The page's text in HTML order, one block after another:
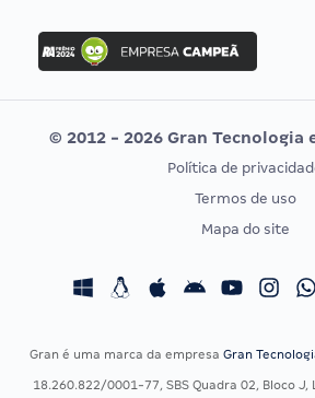
Concurso Ibama
Concurso MPU
Editais publicados
Vunesp
CONCURSOS POR PROFISSÃO
Concursos Fiscais
EXAME
© 2012 - 2026 Gran Tecnologia
Política de
Termos de uso
Mapa do site
Gran é uma marca da empresa Gran
18.260.822/0001-77, SBS Quadra 02, Bloco